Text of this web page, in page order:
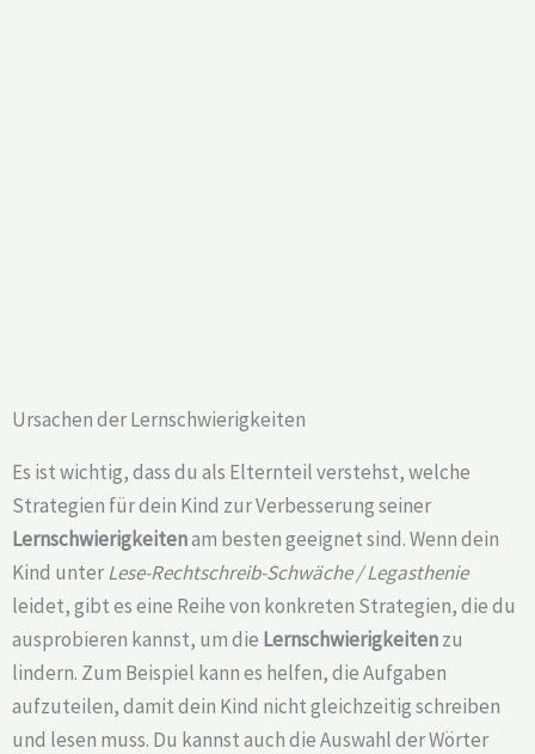
Ursachen der Lernschwierigkeiten
Es ist wichtig, dass du als Elternteil verstehst, welche
Strategien für dein Kind zur Verbesserung seiner
Lernschwierigkeitenam besten geeignet sind. Wenn dein
Kind unterLese-Rechtschreib-Schwäche / Legasthenie
leidet, gibt es eine Reihe von konkreten Strategien, die du
ausprobieren kannst, um die Lernschwierigkeitenzu
lindern. Zum Beispiel kann es helfen, die Aufgaben
aufzuteilen, damit dein Kind nicht gleichzeitig schreiben
und lesen muss. Du kannst auch die Auswahl der Wörter